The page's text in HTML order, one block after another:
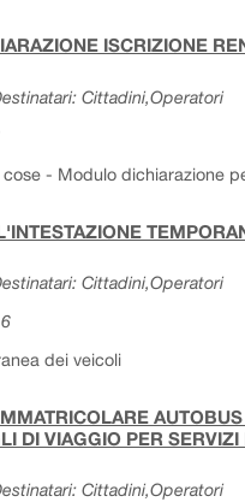
ISCRIZIONE
Cittadini,Operatori
- Modulo dichiarazione
Cittadini,Operatori
dei veicoli
DI VIAGGIO PER
Cittadini,Operatori